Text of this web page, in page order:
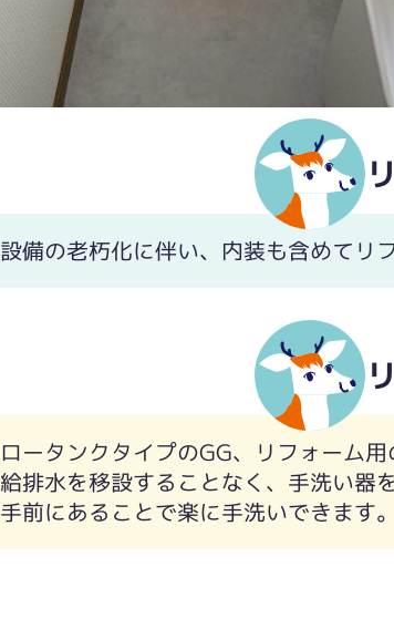
設備の老朽化に伴い、内装も含めてリ
ロータンクタイプのGG、リフォーム用
給排水を移設することなく、手洗い器
手前にあることで楽に手洗いできます。